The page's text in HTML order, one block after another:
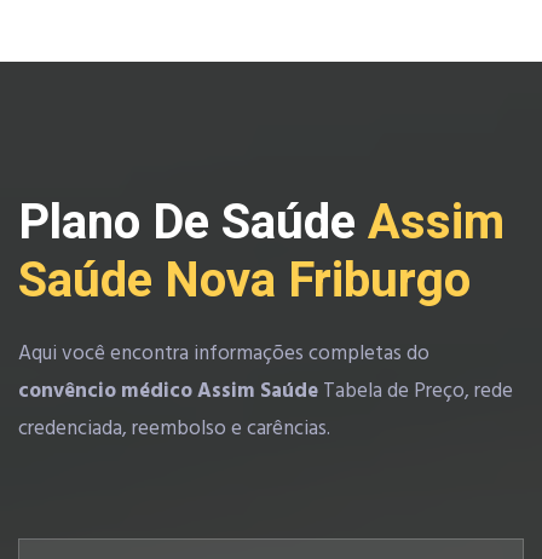
Plano De SaúdeAssim
Saúde Nova Friburgo
Aqui você encontra informações completas do
convêncio médico Assim Saúde Tabela de Preço, rede
credenciada, reembolso e carências.